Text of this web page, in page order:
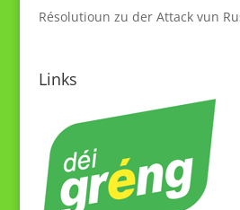
Résolutioun zu der Attack vun
Links